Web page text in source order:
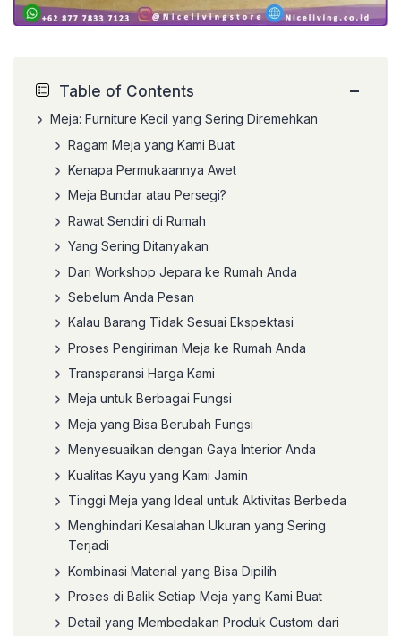
Table of Contents −
Meja: Furniture Kecil yang Sering Diremehkan
Ragam Meja yang Kami Buat
Kenapa Permukaannya Awet
Meja Bundar atau Persegi?
Rawat Sendiri di Rumah
Yang Sering Ditanyakan
Dari Workshop Jepara ke Rumah Anda
Sebelum Anda Pesan
Kalau Barang Tidak Sesuai Ekspektasi
Proses Pengiriman Meja ke Rumah Anda
Transparansi Harga Kami
Meja untuk Berbagai Fungsi
Meja yang Bisa Berubah Fungsi
Menyesuaikan dengan Gaya Interior Anda
Kualitas Kayu yang Kami Jamin
Tinggi Meja yang Ideal untuk Aktivitas Berbeda
Menghindari Kesalahan Ukuran yang Sering
Terjadi
Kombinasi Material yang Bisa Dipilih
Proses di Balik Setiap Meja yang Kami Buat
Detail yang Membedakan Produk Custom dari